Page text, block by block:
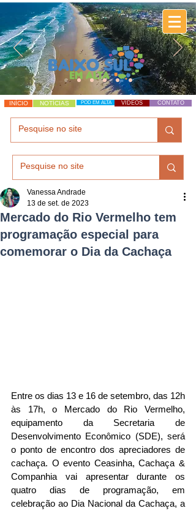
INÍCIO NOTÍCIAS POD EM ALTA VÍDEOS CONTATO
Mercado do Rio Vermelho tem
programação especial para
comemorar o Dia da Cachaça
Vanessa Andrade
13 de set. de 2023
Entre os dias 13 e 16 de setembro, das 12h
às 17h, o Mercado do Rio Vermelho,
equipamento da Secretaria de
Desenvolvimento Econômico (SDE), será
o ponto de encontro dos apreciadores de
cachaça. O evento Ceasinha, Cachaça &
Companhia vai apresentar durante os
quatro dias de programação, em
celebração ao Dia Nacional da Cachaça, a